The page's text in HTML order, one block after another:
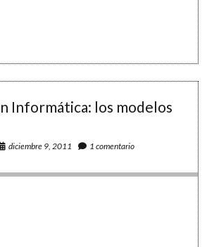
Informática: los modelos
diciembre 9, 2011 1 comentario